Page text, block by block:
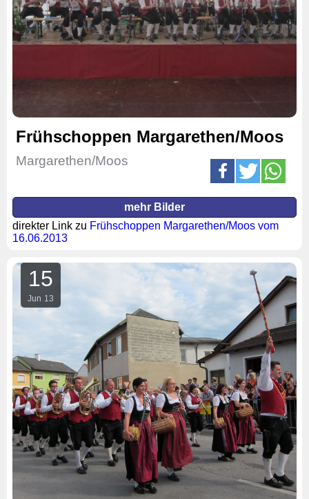
Frühschoppen Margarethen/Moos
Margarethen/Moos
mehr Bilder
direkter Link zu Frühschoppen Margarethen/Moos vom
16.06.2013
15
Jun 13